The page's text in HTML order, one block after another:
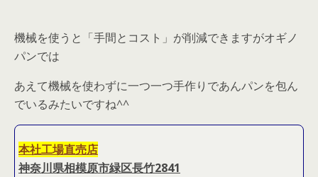
機械を使うと「手間とコスト」が削減できますがオギノ
パンでは
あえて機械を使わずに一つ一つ手作りであんパンを包ん
でいるみたいですね^^
本社工場直売店
神奈川県相模原市緑区長竹2841